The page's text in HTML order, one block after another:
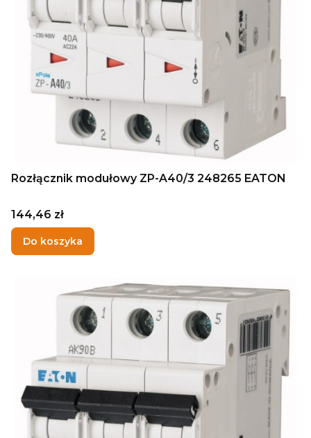
Rozłącznik modułowy ZP-A40/3 248265 EATON
Cena
144,46 zł
Do koszyka